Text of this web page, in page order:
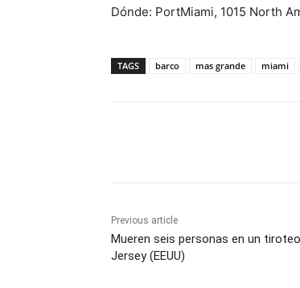
Dónde: PortMiami, 1015 North
TAGS barco mas grande miami
Previous article
Mueren seis personas en un
Jersey (EEUU)